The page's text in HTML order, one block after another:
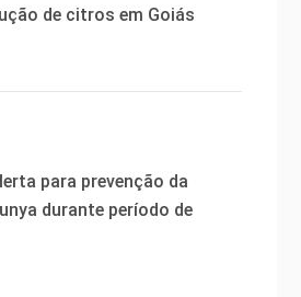
de citros em Goiás
para prevenção da
durante período de